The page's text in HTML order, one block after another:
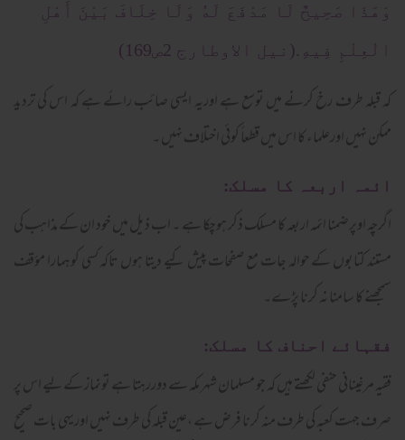
وَهَذَا صَحِيحٌ لَا مَدْفَعَ لَهُ وَلَا خِلَافَ بَيْنَ أَهْلِ
الْعِلْمِ فِيهِ.(نیل الاوطارج 2ص169)
کہ قبلہ طرف رخ کرنے میں توسع ہے اوریہ ایسی صائب رائے ہے کہ اس کی تردید
ممکن نہیں اورعلماء کا اس میں قطعاً کوئی اختلاف نہیں ۔
ائمہ اربعہ کا مسلک:
اگرچہ اوپرضمنا ائمہ اربعہ کا مسلک ذکر ہوچکا ہے ۔ اب ذیل میں خود ان کے مذاہب کی
مستند کتابوں کے حوالہ جات مع صفحات پیش کیے دیتا ہوں تاکہ کسی کوہمارا مؤقف
سمجھنے کا سامنا نہ کرنا پڑے۔
فقہائے احناف کا مسلک:
فقیہ مرغینانی حنفی لکھتے ہیں کہ جو مسلمان شہر مکہ سے دوررہتا ہے تونماز کےلیے اس پر
صرف جہت کعبہ کی طرف منہ کرنا فرض ہے ،عین قبلہ کی طرف نہیں اوریہی بات صحیح